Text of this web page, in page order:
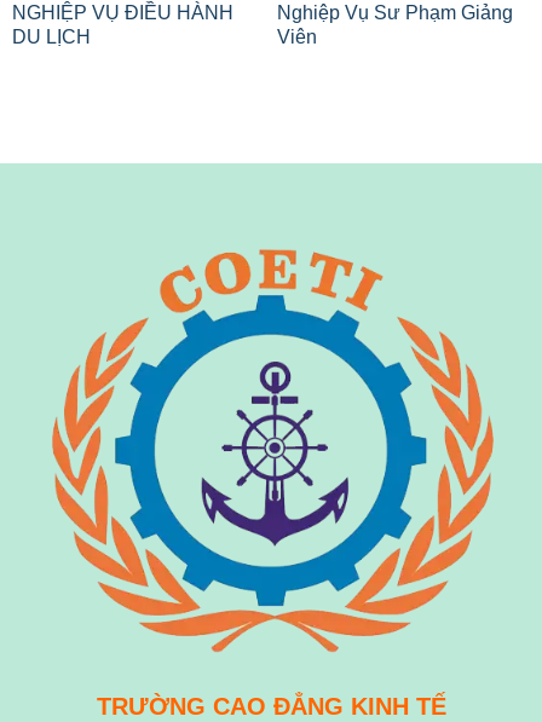
NGHIỆP VỤ ĐIỀU HÀNH
DU LỊCH
Nghiệp Vụ Sư Phạm Giảng
Viên
TRƯỜNG CAO ĐẲNG KINH TẾ